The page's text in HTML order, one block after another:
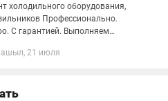
холодильного оборудования,
Профессионально.
гарантией. Выполняем
машин всех марок:
21 июля